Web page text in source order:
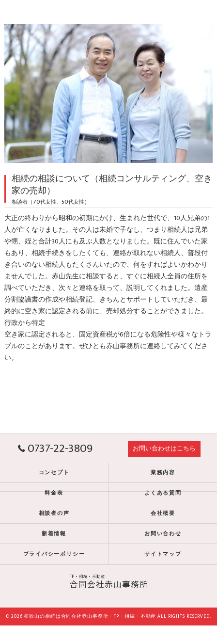
相続の相談について（相続コンサルティング、空き
家の売却）
相談者（70代女性、50代女性）
大正の終わりから昭和の初期にかけ、生まれた世代で、10人兄弟の1
人が亡くなりました。その人は未婚で子なし、つまり相続人は兄弟
や甥、姪と合計30人にも及ぶ人数となりました。既に住んでいた家
もあり、相続手続きをしたくても、連絡が取れない相続人、普段付
き合いのない相続人もたくさんいたので、何をすればよいかわかり
ませんでした。赤山先生に相談すると、すぐに相続人全員の住所を
調べていただき、次々と連絡を取って、説明してくれました。遺産
分割協議書の作成や相続登記、きちんとサポートしていただき、最
終的に空き家に認定される前に、売却処分することができました。
行政から特定
空き家に認定されると、固定資産税が6倍になる危険性や様々なトラ
ブルのことがあります。ぜひとも赤山事務所に連絡してみてくださ
い。
0737-22-3809 お問い合わせはこちら
コンセプト 業務内容
料金表 よくある質問
相談者の声 会社概要
新着情報 お問い合わせ
プライバシーポリシー サイトマップ
© 2026 和歌山の相続は合同会社赤山事務所・FP・相続・不動産 ALL RIGHTS RESERVED.